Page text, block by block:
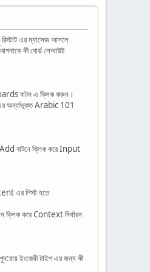
রিস্টাট এর ম্যাসেজ আসলে
আপনাকে কী বোর্ড লেআউট
বাটন এ ক্লিক করুন।
অর্ন্তভূক্ত Arabic 101
বাটনে ক্লিক করে Input
এর লিস্ট হতে
করে Context নির্ধারন
ইংরেজী টাইপ এর জন্য কী